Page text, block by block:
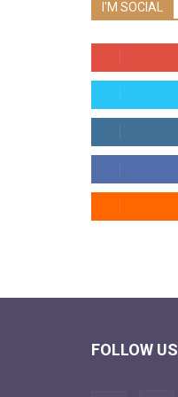
I'M SOCIAL
FOLLOW US